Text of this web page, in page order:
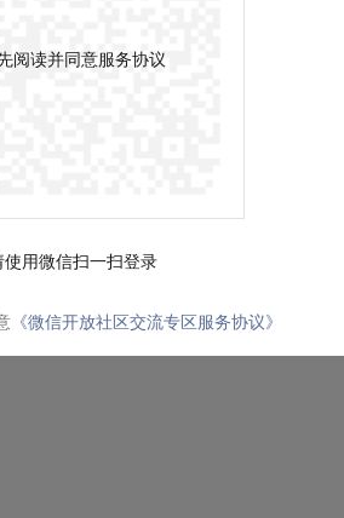
阅读并同意服务协议
使用微信扫一扫登录
《微信开放社区交流专区服务协议》